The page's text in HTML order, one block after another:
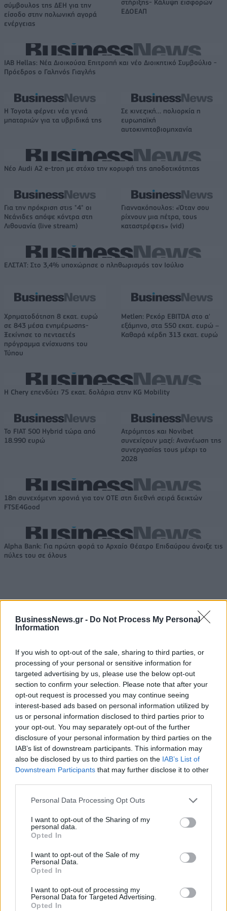
BusinessNews.gr - Do Not Process My Personal
Information
If you wish to opt-out of the sale, sharing to third parties, or
processing of your personal or sensitive information for
targeted advertising by us, please use the below opt-out
section to confirm your selection. Please note that after your
opt-out request is processed you may continue seeing
interest-based ads based on personal information utilized by
us or personal information disclosed to third parties prior to
your opt-out. You may separately opt-out of the further
disclosure of your personal information by third parties on the
IAB’s list of downstream participants. This information may
also be disclosed by us to third parties on the IAB’s List of
Downstream Participants that may further disclose it to other
Personal Data Processing Opt Outs
I want to opt-out of the Sharing of my
personal data.
Opted In
I want to opt-out of the Sale of my
Personal Data.
Opted In
I want to opt-out of processing my
Personal Data for Targeted Advertising.
Opted In
σύμβουλος της ΔΕΗ για την
είσοδο στην πολωνική αγορά
ενέργειας
στήριξης- Κάλυψη εισφορών
ΕΔΟΕΑΠ
IAB Hellas: Νέα Διοικούσα Επιτροπή και νέο Διοικητικό Συμβούλιο -
Πρόεδρος ο Γαληνός Γιαγλής
Η Toyota φέρνει νέα γενιά
μπαταριών για τα υβριδικά της
Σε κινεζική… πολιορκία η
ευρωπαϊκή
αυτοκινητοβιομηχανία
Νέο Audi A2 e-tron με στόχο την κορυφή της αποδοτικότητας
Για την πρόκριση στις "4" οι
Νεάνιδες απόψε κόντρα στη
Λιθουανία (live stream)
Γιαννακόπουλος: «Όταν σου
ρίχνουν μια πέτρα, τους
καταστρέφεις» (vid)
ΕΛΣΤΑΤ: Στο 3,4% υποχώρησε ο πληθωρισμός τον Ιούλιο
Χρηματοδότηση 8 εκατ. ευρώ
σε 843 μέσα ενημέρωσης-
Ξεκίνησε το πενταετές
πρόγραμμα ενίσχυσης του
Τύπου
Metlen: Ρεκόρ EBITDA στο α'
εξάμηνο, στα 550 εκατ. ευρώ –
Καθαρά κέρδη 313 εκατ. ευρώ
Η Chery επενδύει 75 εκατ. δολάρια στην KG Mobility
Το FIAT 500 Hybrid τώρα από
18.990 ευρώ
Ατρόμητος και Novibet
συνεχίζουν μαζί: Ανανέωση της
συνεργασίας τους μέχρι το
2028
18η συνεχόμενη χρονιά για τον ΟΤΕ στη διεθνή σειρά δεικτών
FTSE4Good
Alpha Bank: Για πρώτη φορά το Αρχαίο Θέατρο Επιδαύρου άνοιξε τις
πύλες του σε όλους
ΠΕΡΙΣΣΌΤΕΡΑ ΣΕ ΑΥΤΉ ΤΗΝ ΚΑΤΗΓΟΡΊΑ
Nestle: Υποψήφια για την
εξαγορά της Hain Celestial
22/11/2017 - 02:00
Τουρκία: Προειδοποίηση
για βόμβα στο αεροδρόμιο
Ατατούρκ
22/11/2017 - 02:00
ΡΟΗ ΕΙΔΗΣΕΩΝ
ΥΠΑΑΤ: Επιπλέον 12,5 εκατ. ευρώ στις Περιφέρειες